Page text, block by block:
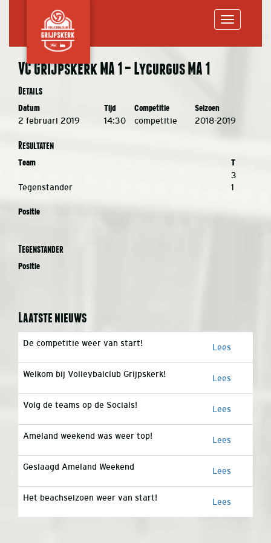
VC Grijpskerk MA 1 – Lycurgus MA 1
Details
Datum Tijd Competitie Seizoen
2 februari 2019 14:30 competitie 2018-2019
Resultaten
Team T
3
Tegenstander
1
Positie
Tegenstander
Positie
Laatste nieuws
De competitie weer van start! Lees
Welkom bij Volleybalclub Grijpskerk! Lees
Volg de teams op de Socials! Lees
Ameland weekend was weer top! Lees
Geslaagd Ameland Weekend Lees
Het beachseizoen weer van start! Lees